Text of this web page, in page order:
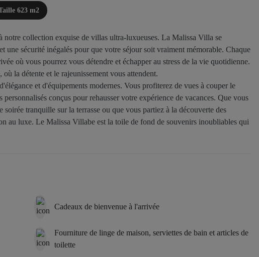
623 m2
notre collection exquise de villas ultra-luxueuses. La Malissa Villa se
une sécurité inégalés pour que votre séjour soit vraiment mémorable. Chaque
où vous pourrez vous détendre et échapper au stress de la vie quotidienne.
la détente et le rajeunissement vous attendent.
et d'équipements modernes. Vous profiterez de vues à couper le
conçus pour rehausser votre expérience de vacances. Que vous
tranquille sur la terrasse ou que vous partiez à la découverte des
au luxe. Le Malissa Villabe est la toile de fond de souvenirs inoubliables qui
Cadeaux de bienvenue à l'arrivée
Fourniture de linge de maison, serviettes de bain et articles de
toilette